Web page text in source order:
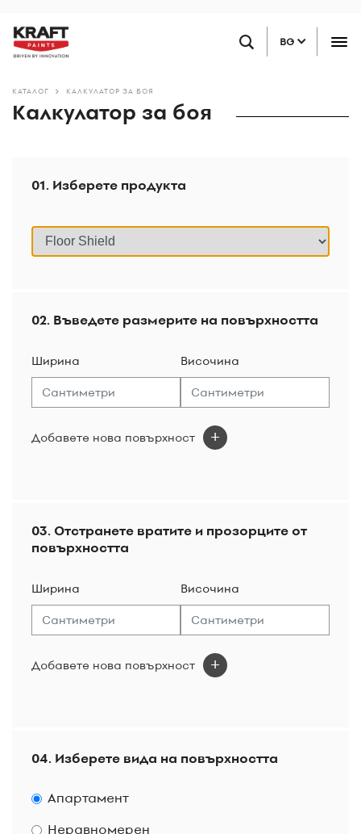
към
основното
BG
КАТАЛОГ КАЛКУЛАТОР ЗА БОЯ
Калкулатор за боя
01. Изберете продукта
02. Въведете размерите на повърхността
Ширина Височина
Добавете нова повърхност
03. Отстранете вратите и прозорците от
повърхността
Ширина Височина
Добавете нова повърхност
04. Изберете вида на повърхността
Апартамент
Неравномерен